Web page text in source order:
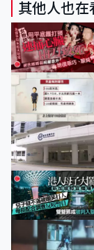
其他人也在